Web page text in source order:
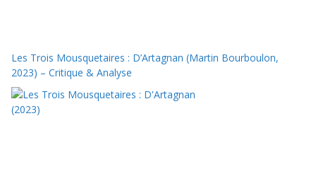
Les Trois Mousquetaires : D’Artagnan (Martin Bourboulon,
2023) – Critique & Analyse